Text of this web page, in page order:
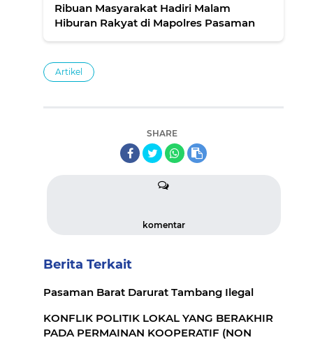
Ribuan Masyarakat Hadiri Malam
Hiburan Rakyat di Mapolres Pasaman
Artikel
SHARE
komentar
Berita Terkait
Pasaman Barat Darurat Tambang Ilegal
KONFLIK POLITIK LOKAL YANG BERAKHIR
PADA PERMAINAN KOOPERATIF (NON